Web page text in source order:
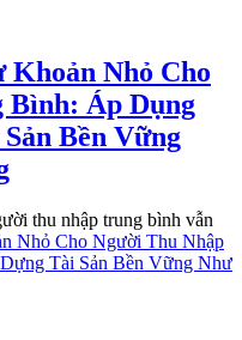
Khoản Nhỏ Cho
Bình: Áp Dụng
Bền Vững
thu nhập trung bình vẫn
Nhỏ Cho Người Thu Nhập
Tài Sản Bền Vững Như